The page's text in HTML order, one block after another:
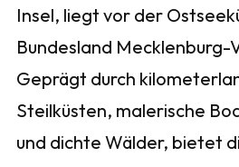
Insel, liegt vor der
Bundesland Mecklenburg-
Geprägt durch
Steilküsten, malerische
und dichte Wälder, bietet